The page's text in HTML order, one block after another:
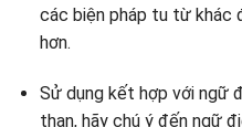
các biện pháp tu từ khác
hơn.
Sử dụng kết hợp với ngữ
than, hãy chú ý đến ngữ